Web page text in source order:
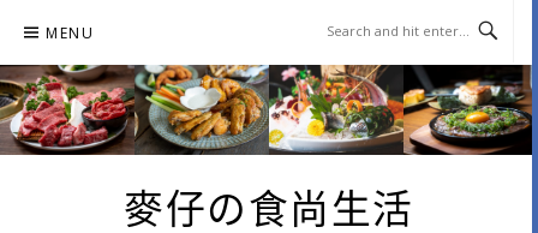
content
MENU
麥仔の食尚生活